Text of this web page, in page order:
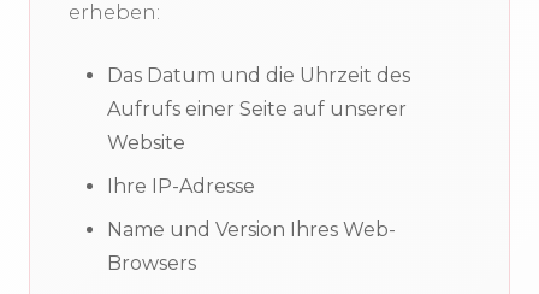
erheben:
Das Datum und die Uhrzeit des
Aufrufs einer Seite auf unserer
Website
Ihre IP-Adresse
Name und Version Ihres Web-
Browsers